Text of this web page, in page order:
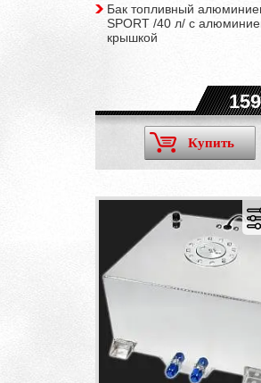
Бак топливный
SPORT /40 л/ с
крышкой
Купить